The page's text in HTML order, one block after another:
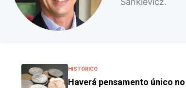
HISTÓRICO
Haverá pensamento único